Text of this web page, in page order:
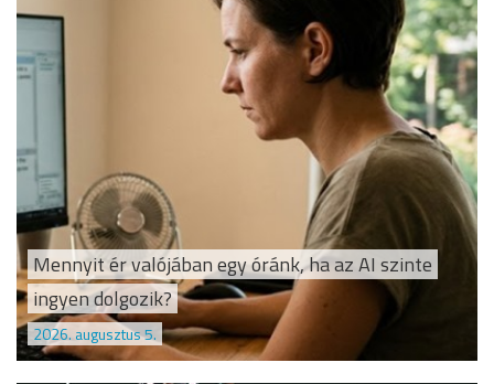
Mennyit ér valójában egy óránk, ha az AI szinte
ingyen dolgozik?
2026. augusztus 5.